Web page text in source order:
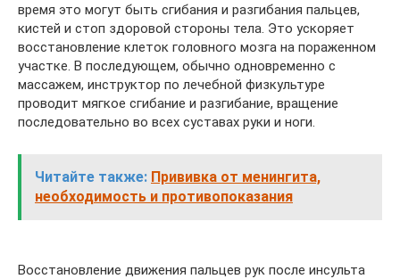
время это могут быть сгибания и разгибания пальцев,
кистей и стоп здоровой стороны тела. Это ускоряет
восстановление клеток головного мозга на пораженном
участке. В последующем, обычно одновременно с
массажем, инструктор по лечебной физкультуре
проводит мягкое сгибание и разгибание, вращение
последовательно во всех суставах руки и ноги.
Читайте также: Прививка от менингита,
необходимость и противопоказания
Восстановление движения пальцев рук после инсульта